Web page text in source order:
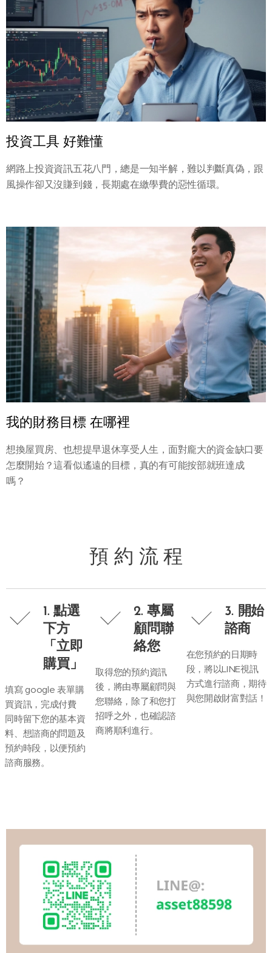
投資工具 好難懂
網路上投資資訊五花八門，總是一知半解，難以判斷真偽，跟
風操作卻又沒賺到錢，長期處在繳學費的惡性循環。
我的財務目標 在哪裡
想換屋買房、也想提早退休享受人生，面對龐大的資金缺口要
怎麼開始？這看似遙遠的目標，真的有可能按部就班達成
嗎？
預 約 流 程
1. 點選
下方
「立即
購買」
填寫 google 表單購
買資訊，完成付費
同時留下您的基本資
料、想諮商的問題及
預約時段，以便預約
諮商服務。
2. 專屬
顧問聯
絡您
取得您的預約資訊
後，將由專屬顧問與
您聯絡，除了和您打
招呼之外，也確認諮
商將順利進行。
3. 開始
諮商
在您預約的日期時
段，將以LINE視訊
方式進行諮商，期待
與您開啟財富對話！